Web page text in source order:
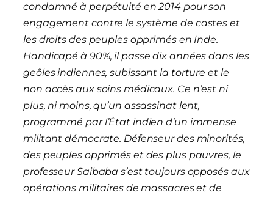
condamné à perpétuité en 2014 pour son
engagement contre le système de castes et
les droits des peuples opprimés en Inde.
Handicapé à 90%, il passe dix années dans les
geôles indiennes, subissant la torture et le
non accès aux soins médicaux. Ce n’est ni
plus, ni moins, qu’un assassinat lent,
programmé par l’État indien d’un immense
militant démocrate. Défenseur des minorités,
des peuples opprimés et des plus pauvres, le
professeur Saibaba s’est toujours opposés aux
opérations militaires de massacres et de